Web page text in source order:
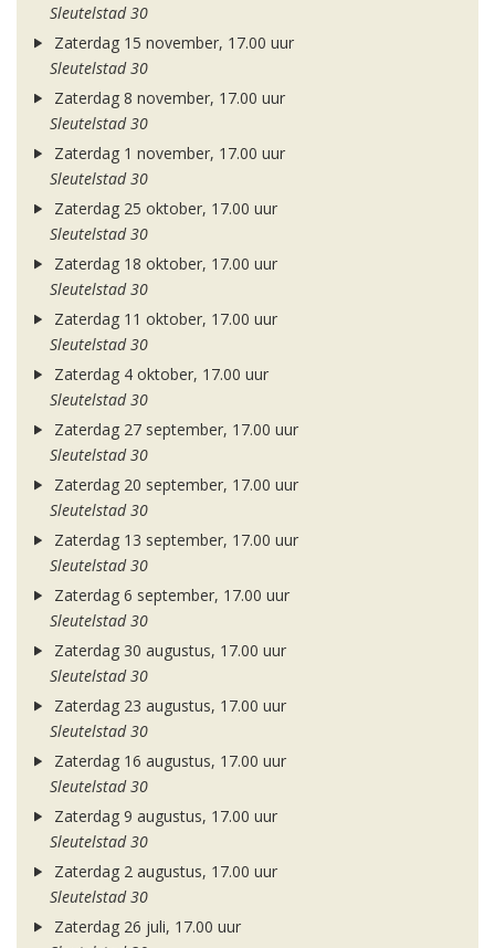
Sleutelstad 30
Zaterdag 15 november, 17.00 uur
Sleutelstad 30
Zaterdag 8 november, 17.00 uur
Sleutelstad 30
Zaterdag 1 november, 17.00 uur
Sleutelstad 30
Zaterdag 25 oktober, 17.00 uur
Sleutelstad 30
Zaterdag 18 oktober, 17.00 uur
Sleutelstad 30
Zaterdag 11 oktober, 17.00 uur
Sleutelstad 30
Zaterdag 4 oktober, 17.00 uur
Sleutelstad 30
Zaterdag 27 september, 17.00 uur
Sleutelstad 30
Zaterdag 20 september, 17.00 uur
Sleutelstad 30
Zaterdag 13 september, 17.00 uur
Sleutelstad 30
Zaterdag 6 september, 17.00 uur
Sleutelstad 30
Zaterdag 30 augustus, 17.00 uur
Sleutelstad 30
Zaterdag 23 augustus, 17.00 uur
Sleutelstad 30
Zaterdag 16 augustus, 17.00 uur
Sleutelstad 30
Zaterdag 9 augustus, 17.00 uur
Sleutelstad 30
Zaterdag 2 augustus, 17.00 uur
Sleutelstad 30
Zaterdag 26 juli, 17.00 uur